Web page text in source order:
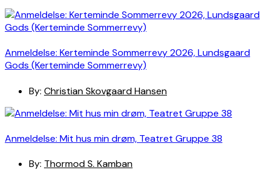
Anmeldelse: Kerteminde Sommerrevy 2026, Lundsgaard
Gods (Kerteminde Sommerrevy)
By: Christian Skovgaard Hansen
Anmeldelse: Mit hus min drøm, Teatret Gruppe 38
By: Thormod S. Kamban